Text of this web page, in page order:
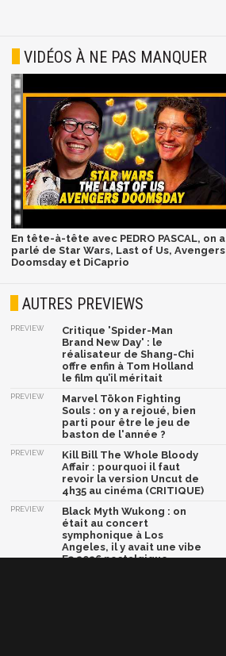
VIDÉOS À NE PAS MANQUER
En tête-à-tête avec PEDRO PASCAL, on a
parlé de Star Wars, Last of Us, Avengers
Doomsday et DiCaprio
AUTRES PREVIEWS
PREVIEW
Critique 'Spider-Man
Brand New Day' : le
réalisateur de Shang-Chi
offre enfin à Tom Holland
le film qu’il méritait
PREVIEW
Marvel Tōkon Fighting
Souls : on y a rejoué, bien
parti pour être le jeu de
baston de l'année ?
PREVIEW
Kill Bill The Whole Bloody
Affair : pourquoi il faut
revoir la version Uncut de
4h35 au cinéma (CRITIQUE)
PREVIEW
Black Myth Wukong : on
était au concert
symphonique à Los
Angeles, il y avait une vibe
E3 2026 nostalgique